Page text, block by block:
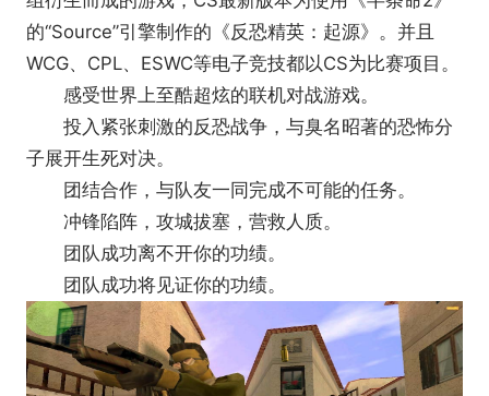
的“Source”引擎制作的《反恐精英：起源》。并且
WCG、CPL、ESWC等电子竞技都以CS为比赛项目。
感受世界上至酷超炫的联机对战游戏。
投入紧张刺激的反恐战争，与臭名昭著的恐怖分
子展开生死对决。
团结合作，与队友一同完成不可能的任务。
冲锋陷阵，攻城拔塞，营救人质。
团队成功离不开你的功绩。
团队成功将见证你的功绩。